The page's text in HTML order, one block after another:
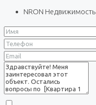
NRON Недвижимость